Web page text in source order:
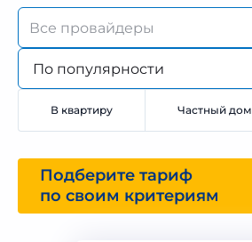
По популярности
В квартиру Частный дом
Подберите тариф
по своим критериям